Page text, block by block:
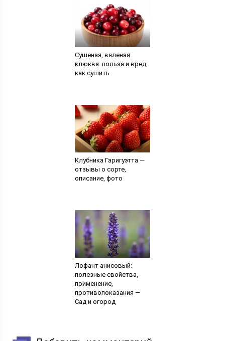
Сушеная, вяленая
клюква: польза и вред,
как сушить
Клубника Гаригуэтта —
отзывы о сорте,
описание, фото
Лофант анисовый:
полезные свойства,
применение,
противопоказания —
Сад и огород